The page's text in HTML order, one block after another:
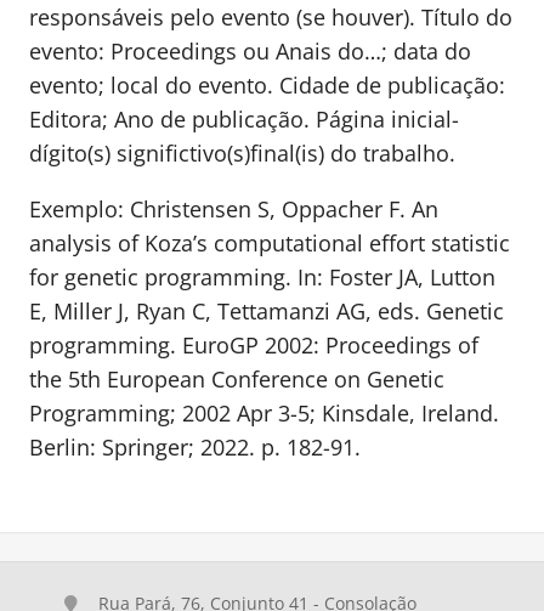
responsáveis pelo evento (se houver). Título do
evento: Proceedings ou Anais do…; data do
evento; local do evento. Cidade de publicação:
Editora; Ano de publicação. Página inicial-
dígito(s) significtivo(s)final(is) do trabalho.
Exemplo: Christensen S, Oppacher F. An
analysis of Koza’s computational effort statistic
for genetic programming. In: Foster JA, Lutton
E, Miller J, Ryan C, Tettamanzi AG, eds. Genetic
programming. EuroGP 2002: Proceedings of
the 5th European Conference on Genetic
Programming; 2002 Apr 3-5; Kinsdale, Ireland.
Berlin: Springer; 2022. p. 182-91.
Rua Pará, 76, Conjunto 41 - Consolação